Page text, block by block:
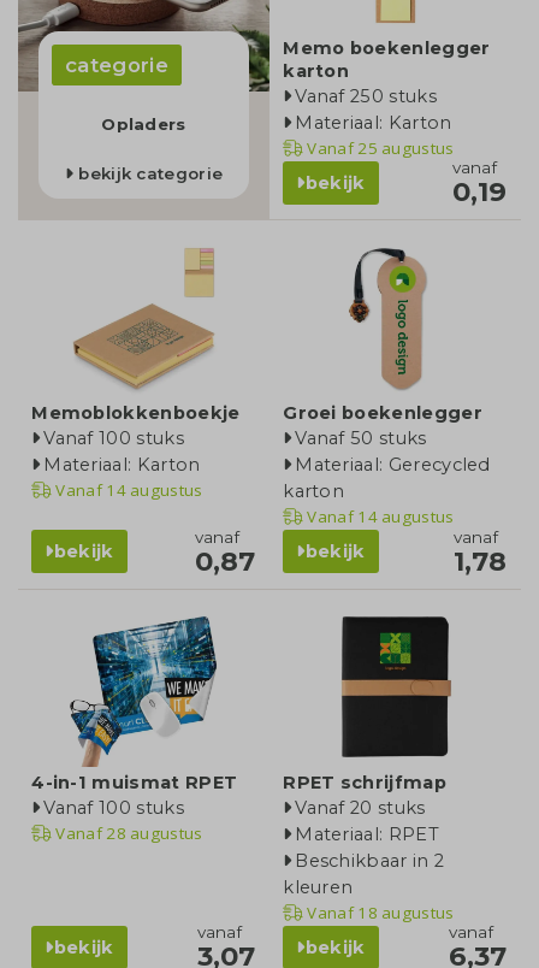
categorie
Opladers
bekijk categorie
Memo boekenlegger
karton
Vanaf 250 stuks
Materiaal: Karton
Vanaf25 augustus
bekijk
vanaf
0,19
Memoblokkenboekje
Vanaf 100 stuks
Materiaal: Karton
Vanaf14 augustus
bekijk
vanaf
0,87
Groei boekenlegger
Vanaf 50 stuks
Materiaal: Gerecycled
karton
Vanaf14 augustus
bekijk
vanaf
1,78
4-in-1 muismat RPET
Vanaf 100 stuks
Vanaf28 augustus
bekijk
vanaf
3,07
RPET schrijfmap
Vanaf 20 stuks
Materiaal: RPET
Beschikbaar in 2
kleuren
Vanaf18 augustus
bekijk
vanaf
6,37